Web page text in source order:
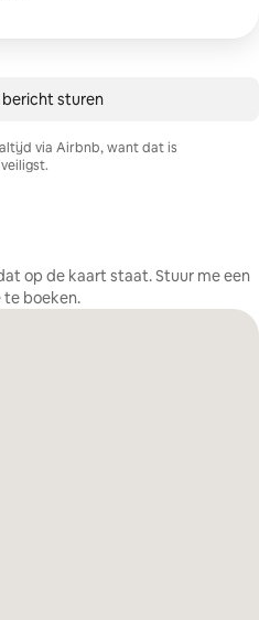
bericht sturen
via Airbnb, want dat is
op de kaart staat. Stuur me een
te boeken.